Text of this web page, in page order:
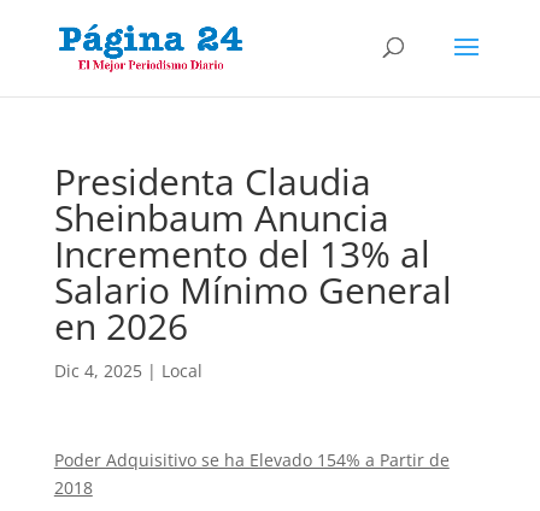
Presidenta Claudia
Sheinbaum Anuncia
Incremento del 13% al
Salario Mínimo General
en 2026
Dic 4, 2025| Local
Poder Adquisitivo se ha Elevado 154% a Partir de
2018